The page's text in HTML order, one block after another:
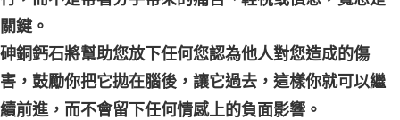
關鍵。
砷銅鈣石將幫助您放下任何您認為他人對您造成的傷
害，鼓勵你把它拋在腦後，讓它過去，這樣你就可以繼
續前進，而不會留下任何情感上的負面影響。